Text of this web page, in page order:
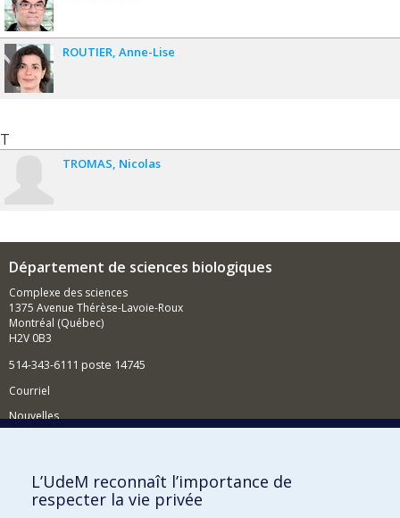
ROUTIER Anne-Lise
T
TROMAS Nicolas
Département de sciences biologiques
Complexe des sciences
1375 Avenue Thérèse-Lavoie-Roux
Montréal (Québec)
H2V 0B3
514-343-6111 poste 14745
Courriel
Nouvelles
Comment soutenir le Département?
BESOIN D'AIDE?
L’UdeM reconnaît l’importance de
respecter la vie privée